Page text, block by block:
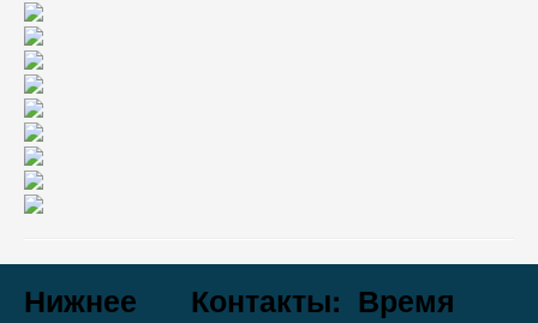
Нижнее
Контакты: Время